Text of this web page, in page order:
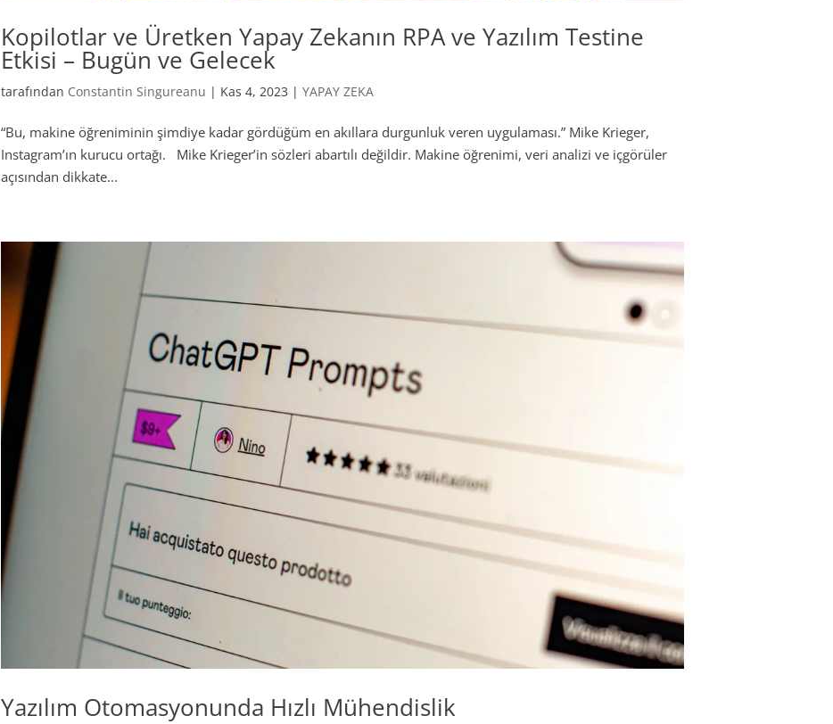
Kopilotlar ve Üretken Yapay Zekanın RPA ve Yazılım Testine
Etkisi – Bugün ve Gelecek
tarafından Constantin Singureanu | Kas 4, 2023 |YAPAY ZEKA
“Bu, makine öğreniminin şimdiye kadar gördüğüm en akıllara durgunluk veren uygulaması.” Mike Krieger,
Instagram’ın kurucu ortağı. Mike Krieger’in sözleri abartılı değildir. Makine öğrenimi, veri analizi ve içgörüler
açısından dikkate...
Yazılım Otomasyonunda Hızlı Mühendislik